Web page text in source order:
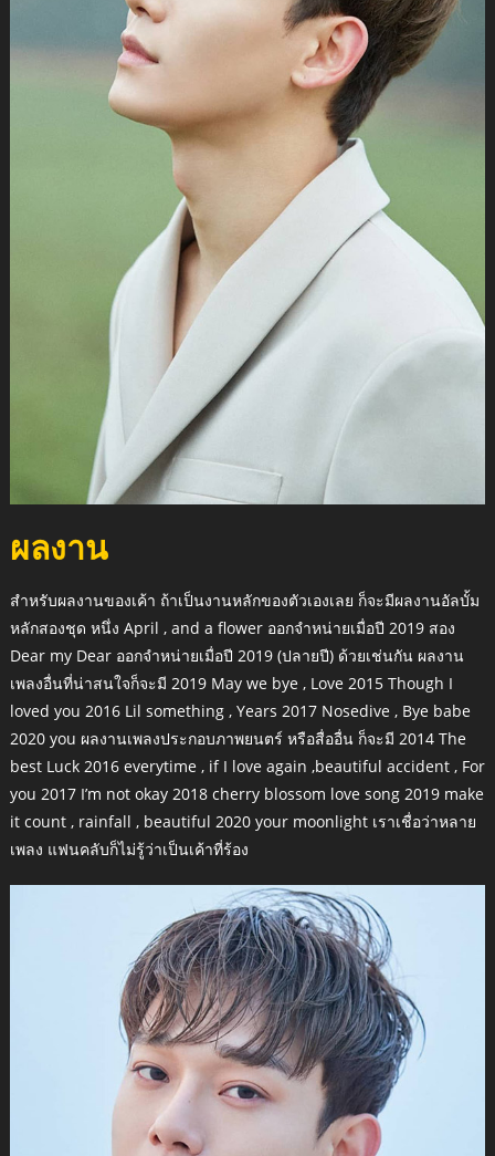
ผลงาน
สำหรับผลงานของเค้า ถ้าเป็นงานหลักของตัวเองเลย ก็จะมีผลงานอัลบั้ม
หลักสองชุด หนึ่ง April , and a flower ออกจำหน่ายเมื่อปี 2019 สอง
Dear my Dear ออกจำหน่ายเมื่อปี 2019 (ปลายปี) ด้วยเช่นกัน ผลงาน
เพลงอื่นที่น่าสนใจก็จะมี 2019 May we bye , Love 2015 Though I
loved you 2016 Lil something , Years 2017 Nosedive , Bye babe
2020 you ผลงานเพลงประกอบภาพยนตร์ หรือสื่ออื่น ก็จะมี 2014 The
best Luck 2016 everytime , if I love again ,beautiful accident , For
you 2017 I’m not okay 2018 cherry blossom love song 2019 make
it count , rainfall , beautiful 2020 your moonlight เราเชื่อว่าหลาย
เพลง แฟนคลับก็ไม่รู้ว่าเป็นเค้าที่ร้อง